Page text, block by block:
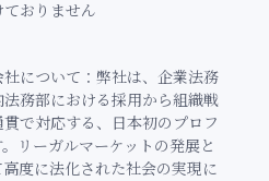
おりません
について： 弊社は、企業法務
務部における採用から組織戦
で対応する、日本初のプロフ
リーガルマーケットの発展と
度に法化された社会の実現に